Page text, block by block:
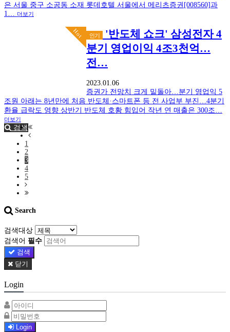
은 서울 중구 소공동 소재 롯데호텔 서울에서 메리츠증권[008560]과
1…
더보기
Hot 인기
'반도체 쇼크' 삼성전자 4
분기 영업이익 4조3천억…
전…
2023.01.06
증권가 전망치 크게 밑돌아…분기 영업익 5
조원 아래는 8년만에 처음 반도체·스마트폰 등 전 사업부 부진…4분기
환율 급락도 영향 상반기 반도체 호황 힘입어 작년 연 매출은 300조…
더보기
검색
1
2
3
4
5
Search
검색대상
검색어 필수
검색
닫기
Login
Login